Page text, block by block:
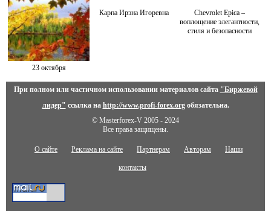
23 октября
Карпа Ирэна Игоревна
Chevrolet Epica –
воплощение элегантности,
стиля и безопасности
При полном или частичном использовании материалов сайта "Биржевой
лидер" ссылка на http://www.profi-forex.orgобязательна.
© Masterforex-V 2005 - 2024
Все права защищены.
О сайте Реклама на сайте Партнерам Авторам Наши
контакты